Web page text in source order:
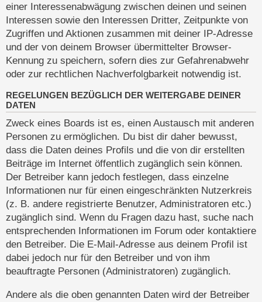
einer Interessenabwägung zwischen deinen und seinen
Interessen sowie den Interessen Dritter, Zeitpunkte von
Zugriffen und Aktionen zusammen mit deiner IP-Adresse
und der von deinem Browser übermittelter Browser-
Kennung zu speichern, sofern dies zur Gefahrenabwehr
oder zur rechtlichen Nachverfolgbarkeit notwendig ist.
REGELUNGEN BEZÜGLICH DER WEITERGABE DEINER
DATEN
Zweck eines Boards ist es, einen Austausch mit anderen
Personen zu ermöglichen. Du bist dir daher bewusst,
dass die Daten deines Profils und die von dir erstellten
Beiträge im Internet öffentlich zugänglich sein können.
Der Betreiber kann jedoch festlegen, dass einzelne
Informationen nur für einen eingeschränkten Nutzerkreis
(z. B. andere registrierte Benutzer, Administratoren etc.)
zugänglich sind. Wenn du Fragen dazu hast, suche nach
entsprechenden Informationen im Forum oder kontaktiere
den Betreiber. Die E-Mail-Adresse aus deinem Profil ist
dabei jedoch nur für den Betreiber und von ihm
beauftragte Personen (Administratoren) zugänglich.
Andere als die oben genannten Daten wird der Betreiber